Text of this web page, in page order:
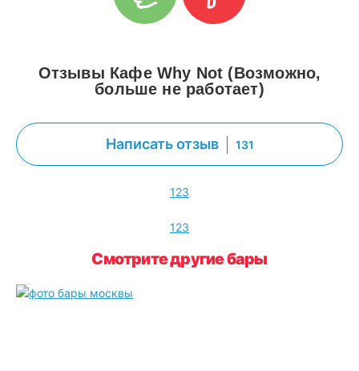
Отзывы Кафе Why Not (Возможно,
больше не работает)
Написать отзыв 131
123
123
Смотрите другие бары